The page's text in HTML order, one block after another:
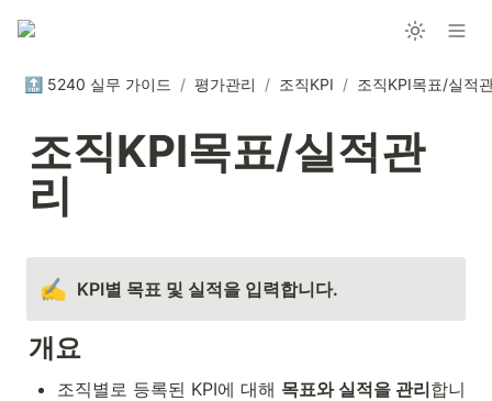
🔝 5240 실무 가이드 / 평가관리 / 조직KPI / 조직KPI목표/실적
조직KPI목표/실적관
리
✍️ KPI별 목표 및 실적을 입력합니다.
개요
조직별로 등록된 KPI에 대해 목표와 실적을 관리합니